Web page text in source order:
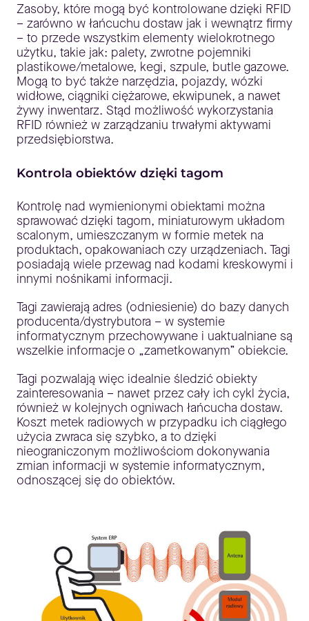
Zasoby, które mogą być kontrolowane dzięki RFID
– zarówno w łańcuchu dostaw jak i wewnątrz firmy
– to przede wszystkim elementy wielokrotnego
użytku, takie jak: palety, zwrotne pojemniki
plastikowe/metalowe, kegi, szpule, butle gazowe.
Mogą to być także narzędzia, pojazdy, wózki
widłowe, ciągniki ciężarowe, ekwipunek, a nawet
żywy inwentarz. Stąd możliwość wykorzystania
RFID również w zarządzaniu trwałymi aktywami
przedsiębiorstwa.
Kontrola obiektów dzięki tagom
Kontrolę nad wymienionymi obiektami można
sprawować dzięki tagom, miniaturowym układom
scalonym, umieszczanym w formie metek na
produktach, opakowaniach czy urządzeniach. Tagi
posiadają wiele przewag nad kodami kreskowymi i
innymi nośnikami informacji.
Tagi zawierają adres (odniesienie) do bazy danych
producenta/dystrybutora – w systemie
informatycznym przechowywane i uaktualniane są
wszelkie informacje o „zametkowanym” obiekcie.
Tagi pozwalają więc idealnie śledzić obiekty
zainteresowania – nawet przez cały ich cykl życia,
również w kolejnych ogniwach łańcucha dostaw.
Koszt metek radiowych w przypadku ich ciągłego
użycia zwraca się szybko, a to dzięki
nieograniczonym możliwościom dokonywania
zmian informacji w systemie informatycznym,
odnoszącej się do obiektów.